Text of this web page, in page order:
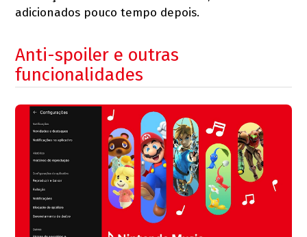
adicionados pouco tempo depois.
Anti-spoiler e outras
funcionalidades